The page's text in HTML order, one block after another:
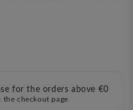
for the orders above €0
the checkout page